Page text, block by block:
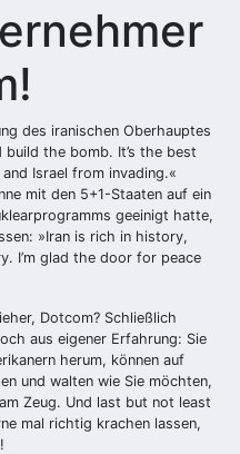
des iranischen Oberhauptes
build the bomb. It’s the best
Israel from invading.«
mit den 5+1-Staaten auf ein
geeinigt hatte,
»Iran is rich in history,
I’m glad the door for peace
Dotcom? Schließlich
aus eigener Erfahrung: Sie
herum, können auf
und walten wie Sie möchten,
Zeug. Und last but not least
mal richtig krachen lassen,